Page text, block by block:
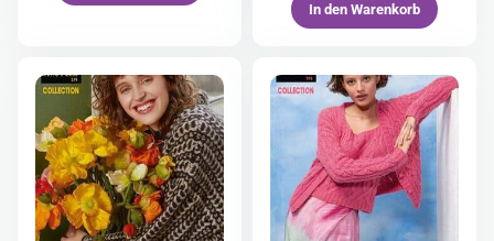
In den Warenkorb